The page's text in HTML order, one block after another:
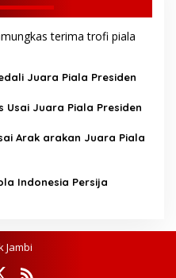
Juara Piala Presiden
Usai Juara Piala Presiden
Arak arakan Juara Piala
Indonesia Persija